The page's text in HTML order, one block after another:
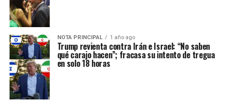
NOTA PRINCIPAL 1 año ago
Trump revienta contra Irán e Israel: “No saben
qué carajo hacen”; fracasa su intento de tregua
en solo 18 horas